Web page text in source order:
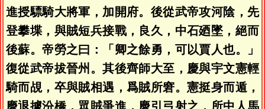
進授驃騎大將軍，加開府。後從武帝攻河陰，先
登攀堞，與賊短兵接戰，良久，中石廼墜，絕而
後蘇。帝勞之曰：「卿之餘勇，可以賈人也。」
復從武帝拔晉州。其後齊師大至，慶與宇文憲輕
騎而覘，卒與賊相遇，爲賊所窘。憲挺身而遁，
慶退據汾橋，眾賊爭進，慶引弓射之，所中人馬